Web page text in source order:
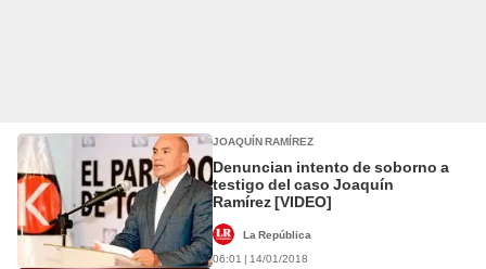
JOAQUÍN RAMÍREZ
Denuncian intento de soborno a
testigo del caso Joaquín
Ramírez [VIDEO]
La República
06:01 | 14/01/2018